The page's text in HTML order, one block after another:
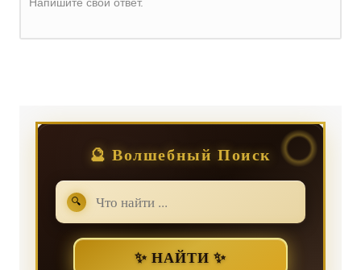
Напишите свой ответ.
🔮 Волшебный Поиск
🔍
✨ НАЙТИ ✨